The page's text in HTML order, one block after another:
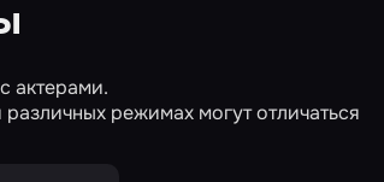
актерами.
режимах могут отличаться